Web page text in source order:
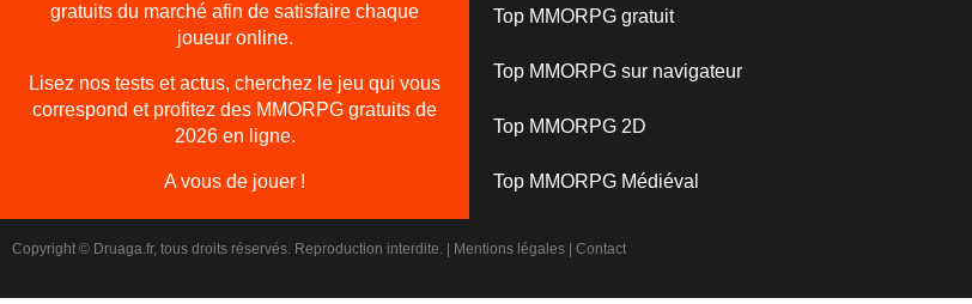
gratuits du marché afin de satisfaire chaque
joueur online.
Lisez nos tests et actus, cherchez le jeu qui vous
correspond et profitez des MMORPG gratuits de
2026 en ligne.
A vous de jouer !
Top MMORPG gratuit
Top MMORPG sur navigateur
Top MMORPG 2D
Top MMORPG Médiéval
Copyright © Druaga.fr, tous droits réservés. Reproduction interdite. | Mentions légales Contact